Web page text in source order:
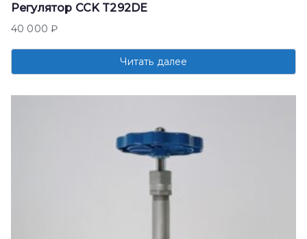
Регулятор CCK T292DE
40 000₽
Читать далее